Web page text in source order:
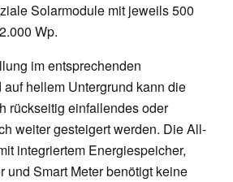
Solarmodule mit jeweils 500
Wp.
im entsprechenden
hellem Untergrund kann die
rückseitig einfallendes oder
weiter gesteigert werden. Die All-
integriertem Energiespeicher,
und Smart Meter benötigt keine